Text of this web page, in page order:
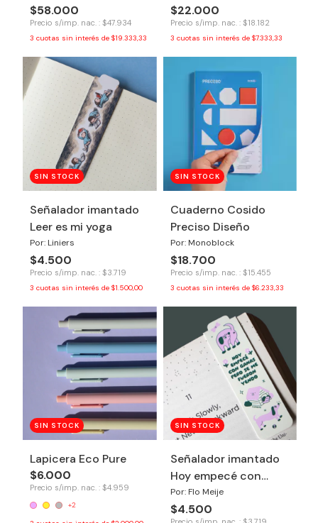
$58.000
Precio s/imp. nac. : $47.934
3 cuotas sin interés de $19.333,33
$22.000
Precio s/imp. nac. : $18.182
3 cuotas sin interés de $7.333,33
SIN STOCK
Señalador imantado
Leer es mi yoga
Por: Liniers
$4.500
Precio s/imp. nac. : $3.719
3 cuotas sin interés de $1.500,00
SIN STOCK
Cuaderno Cosido
Preciso Diseño
Por: Monoblock
$18.700
Precio s/imp. nac. : $15.455
3 cuotas sin interés de $6.233,33
SIN STOCK
Lapicera Eco Pure
$6.000
Precio s/imp. nac. : $4.959
+2
SIN STOCK
Señalador imantado
Hoy empecé con
ganas
Por: Flo Meije
$4.500